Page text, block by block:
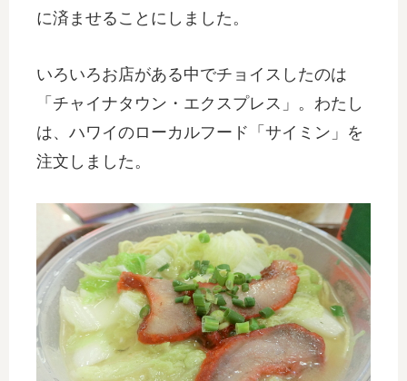
に済ませることにしました。
いろいろお店がある中でチョイスしたのは
「チャイナタウン・エクスプレス」。わたし
は、ハワイのローカルフード「サイミン」を
注文しました。